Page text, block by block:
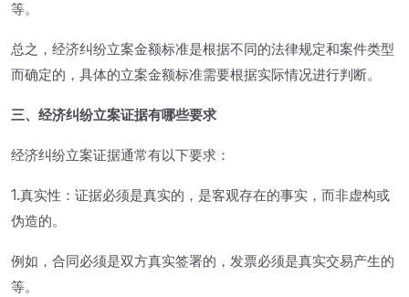
等。
总之，经济纠纷立案金额标准是根据不同的法律规定和案件类型
而确定的，具体的立案金额标准需要根据实际情况进行判断。
三、经济纠纷立案证据有哪些要求
经济纠纷立案证据通常有以下要求：
1.真实性：证据必须是真实的，是客观存在的事实，而非虚构或
伪造的。
例如，合同必须是双方真实签署的，发票必须是真实交易产生的
等。